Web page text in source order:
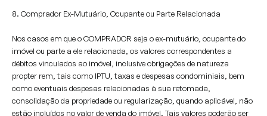
8. Comprador Ex-Mutuário, Ocupante ou Parte Relacionada
Nos casos em que o COMPRADOR seja o ex-mutuário, ocupante do
imóvel ou parte a ele relacionada, os valores correspondentes a
débitos vinculados ao imóvel, inclusive obrigações de natureza
propter rem, tais como IPTU, taxas e despesas condominiais, bem
como eventuais despesas relacionadas à sua retomada,
consolidação da propriedade ou regularização, quando aplicável, não
estão incluídos no valor de venda do imóvel. Tais valores poderão ser